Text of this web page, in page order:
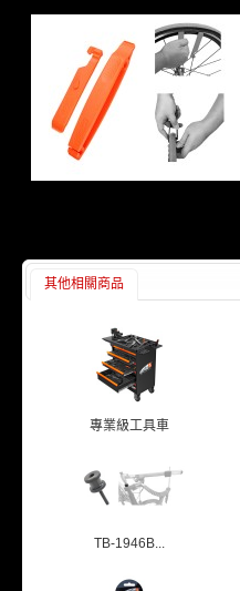
其他相關商品
專業級工具車
TB-1946B...